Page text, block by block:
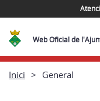
Web Oficial de
Inici General